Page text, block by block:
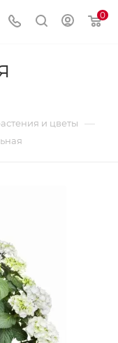
0
и цветы —